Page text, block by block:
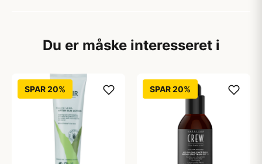
Du er måske interesseret i
SPAR 20% SPAR 20%